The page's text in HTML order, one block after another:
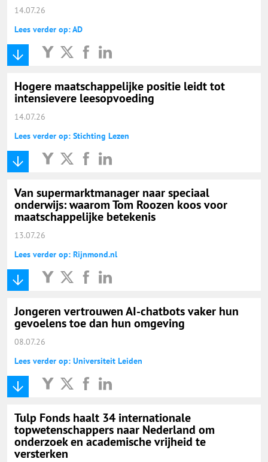
14.07.26
Lees verder op: AD
Hogere maatschappelijke positie leidt tot
intensievere leesopvoeding
14.07.26
Lees verder op: Stichting Lezen
Van supermarktmanager naar speciaal
onderwijs: waarom Tom Roozen koos voor
maatschappelijke betekenis
13.07.26
Lees verder op: Rijnmond.nl
Jongeren vertrouwen AI-chatbots vaker hun
gevoelens toe dan hun omgeving
08.07.26
Lees verder op: Universiteit Leiden
Tulp Fonds haalt 34 internationale
topwetenschappers naar Nederland om
onderzoek en academische vrijheid te
versterken